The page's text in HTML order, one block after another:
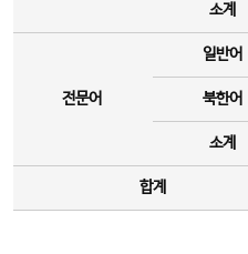
소계
전문어
일반어
북한어
소계
합계